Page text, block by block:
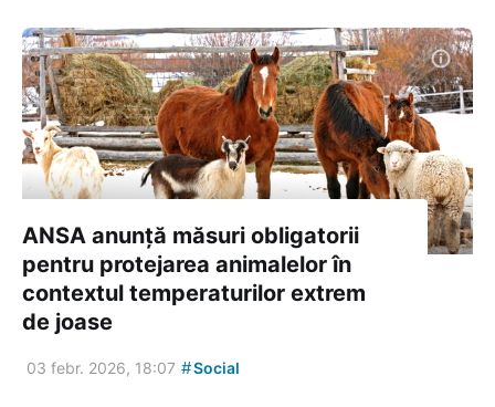
ANSA anunță măsuri obligatorii
pentru protejarea animalelor în
contextul temperaturilor extrem
de joase
03 febr. 2026, 18:07 #Social